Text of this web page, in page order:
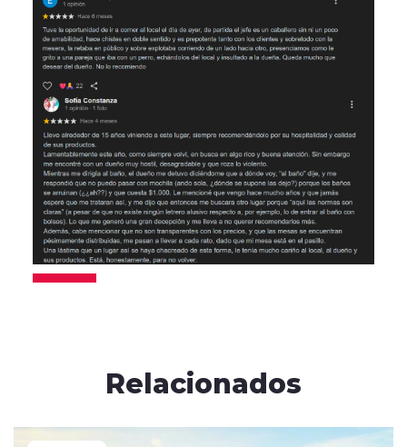
Relacionados